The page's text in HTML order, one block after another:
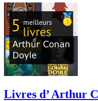
Livres d’ Arthur